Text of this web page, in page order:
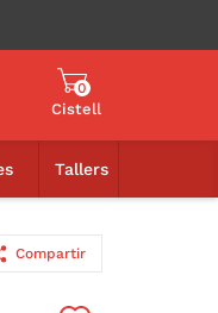
0
Cistell
Tallers
Compartir